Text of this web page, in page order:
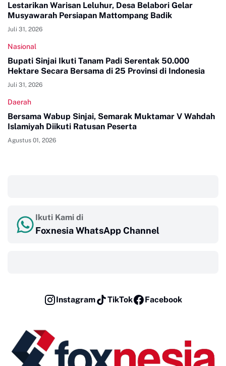
Lestarikan Warisan Leluhur, Desa Belabori Gelar
Musyawarah Persiapan Mattompang Badik
Juli 31, 2026
Nasional
Bupati Sinjai Ikuti Tanam Padi Serentak 50.000
Hektare Secara Bersama di 25 Provinsi di Indonesia
Juli 31, 2026
Daerah
Bersama Wabup Sinjai, Semarak Muktamar V Wahdah
Islamiyah Diikuti Ratusan Peserta
Agustus 01, 2026
Ikuti Kami di
Foxnesia WhatsApp Channel
Instagram TikTok Facebook